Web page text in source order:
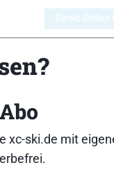
Direkt Online
xc-ski.de mit